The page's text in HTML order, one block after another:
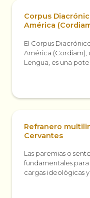
Corpus
América
El Corpus
América (Cordiam),
Lengua, es una
Refranero
Cervantes
Las paremias o
fundamentales
cargas ideológicas